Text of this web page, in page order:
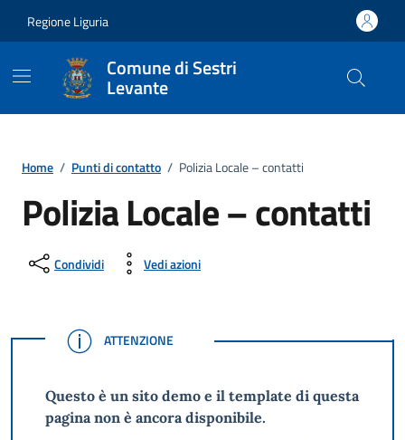
Regione Liguria
Comune di Sestri
Levante
Home / Punti di contatto / Polizia Locale – contatti
Polizia Locale – contatti
Condividi Vedi azioni
ATTENZIONE
ATTENZIONE
Questo è un sito demo e il template di questa
pagina non è ancora disponibile.